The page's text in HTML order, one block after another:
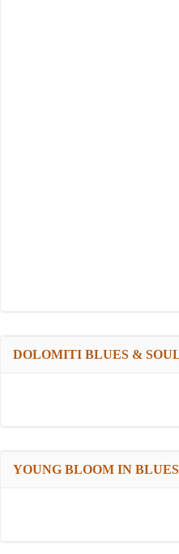
DOLOMITI BLUES &
YOUNG BLOOM IN BLUES